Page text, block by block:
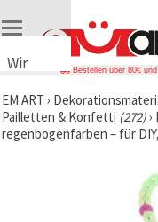
Wir
Cookies
🍪 Wir
verwenden
Bestellen über 80€
EM ART ›
Pailletten & Konfetti (272)›
regenbogenfarben – für